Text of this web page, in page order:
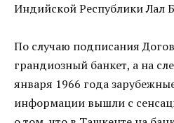
Индийской Республики Лал
По случаю подписания
грандиозный банкет, а на
января 1966 года
информации вышли с